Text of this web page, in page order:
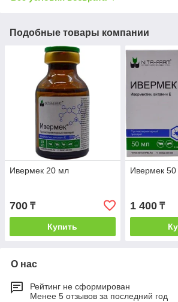
Подобные товары компании
Ивермек 20 мл
700 ₸
Купить
Ивермек
1 400₸
О нас
Рейтинг не сформирован
Менее 5 отзывов за последний год